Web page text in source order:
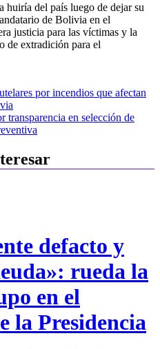
huiría del país luego de dejar su
de Bolivia en el
justicia para las víctimas y la
de extradición para el
por incendios que afectan
transparencia en selección de
defacto y
rueda la
en el
la Presidencia